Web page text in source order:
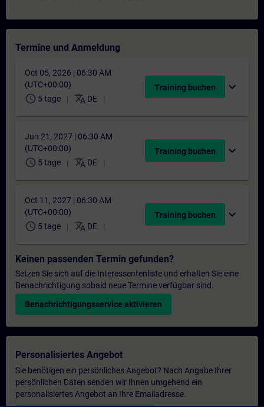
Termine und Anmeldung
Oct 05, 2026 | 06:30 AM
(UTC+00:00)
schedule 5 tage translate DE
Training buchen expand_more
Jun 21, 2027 | 06:30 AM
(UTC+00:00)
schedule 5 tage translate DE
Training buchen expand_more
Oct 11, 2027 | 06:30 AM
(UTC+00:00)
schedule 5 tage translate DE
Training buchen expand_more
Keinen passenden Termin gefunden?
Setzen Sie sich auf die Interessentenliste und erhalten Sie eine
Benachrichtigung sobald neue Termine verfügbar sind.
Benachrichtigungsservice aktivieren
Personalisiertes Angebot
Sie benötigen ein persönliches Angebot? Nach Angabe Ihrer
persönlichen Daten senden wir Ihnen umgehend ein
personalisiertes Angebot an Ihre Emailadresse.